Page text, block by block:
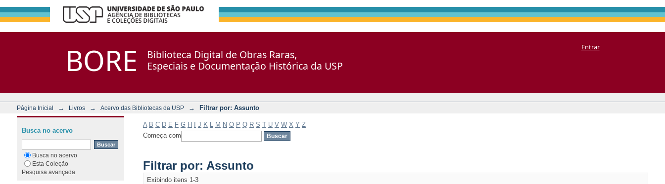
BORE
Biblioteca Digital de Obras Raras,
Especiais e Documentação Histórica da USP
Entrar
Página Inicial → Livros → Acervo das Bibliotecas da USP → Filtrar por: Assunto
A B C D E F G H J K M N O P Q R S T U V W X Y Z
Começa com
Filtrar por: Assunto
Exibindo itens 1-3
Busca no acervo
Busca no acervo
Esta Coleção
Pesquisa avançada